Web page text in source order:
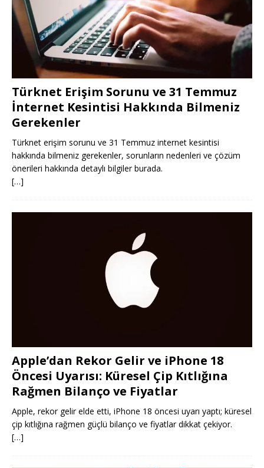
Türknet Erişim Sorunu ve 31 Temmuz
İnternet Kesintisi Hakkında Bilmeniz
Gerekenler
Türknet erişim sorunu ve 31 Temmuz internet kesintisi
hakkında bilmeniz gerekenler, sorunların nedenleri ve çözüm
önerileri hakkında detaylı bilgiler burada.
[…]
Apple’dan Rekor Gelir ve iPhone 18
Öncesi Uyarısı: Küresel Çip Kıtlığına
Rağmen Bilanço ve Fiyatlar
Apple, rekor gelir elde etti, iPhone 18 öncesi uyarı yaptı; küresel
çip kıtlığına rağmen güçlü bilanço ve fiyatlar dikkat çekiyor.
[…]